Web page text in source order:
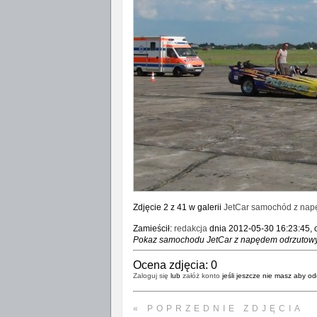
Zdjęcie 2 z 41 w galerii JetCar samochód z
Zamieścił: redakcjadnia 2012-05-30 16:23:45,
Pokaz samochodu JetCar z napędem
Ocena zdjęcia: 0
Zaloguj się lub załóż konto jeśli jeszcze nie masz aby
« POPRZEDNIE ZDJĘCIA